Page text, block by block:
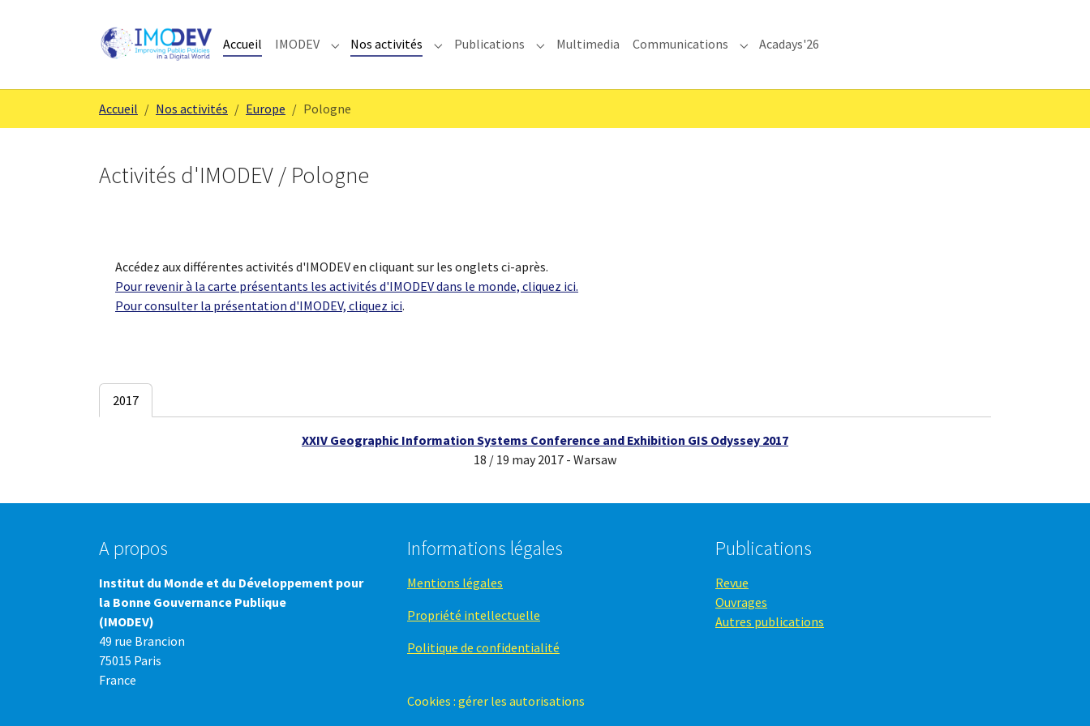
Accueil IMODEV Submenu for "IMODEV"
Nos activités Submenu for "Nos activités"
Publications Submenu for "Publications"
Multimedia Communications Submenu for "Communications"
Acadays'26
Accueil Nos activités Europe Pologne
Activités d'IMODEV / Pologne
Accédez aux différentes activités d'IMODEV en cliquant sur les onglets ci-après.
Pour revenir à la carte présentants les activités d'IMODEV dans le monde, cliquez ici.
Pour consulter la présentation d'IMODEV, cliquez ici.
2017
XXIV Geographic Information Systems Conference and Exhibition GIS Odyssey 2017
18 / 19 may 2017 - Warsaw
A propos
Institut du Monde et du Développement pour
la Bonne Gouvernance Publique
(IMODEV)
49 rue Brancion
75015 Paris
France
Informations légales
Mentions légales
Propriété intellectuelle
Politique de confidentialité
Cookies : gérer les autorisations
Publications
Revue
Ouvrages
Autres publications